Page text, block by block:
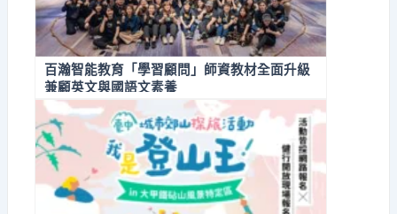
百瀚智能教育「學習顧問」師資教材全面升級
兼顧英文與國語文素養